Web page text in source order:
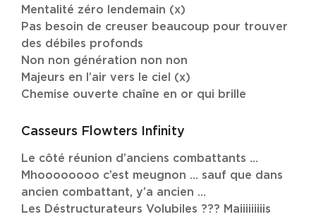
Mentalité zéro lendemain (x)
Pas besoin de creuser beaucoup pour trouver
des débiles profonds
Non non génération non non
Majeurs en l’air vers le ciel (x)
Chemise ouverte chaîne en or qui brille
Casseurs Flowters Infinity
Le côté réunion d’anciens combattants …
Mhoooooooo c’est meugnon … sauf que dans
ancien combattant, y’a ancien …
Les Déstructurateurs Volubiles ??? Maiiiiiiiiis